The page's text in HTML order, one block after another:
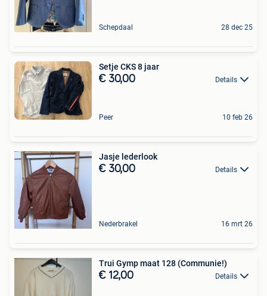
Schepdaal 28 dec 25
Setje CKS 8 jaar
€ 30,00 Details
Peer 10 feb 26
Jasje lederlook
€ 30,00 Details
Nederbrakel 16 mrt 26
Trui Gymp maat 128 (Communie!)
€ 12,00 Details